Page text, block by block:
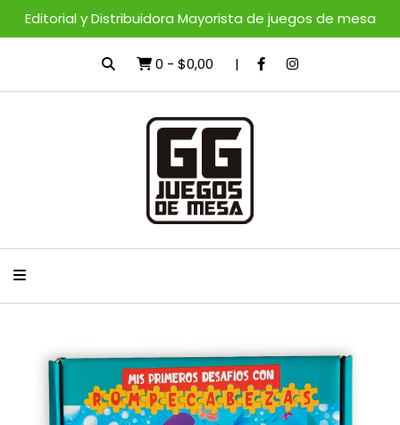
Editorial y Distribuidora Mayorista de juegos de mesa
0 - $0,00